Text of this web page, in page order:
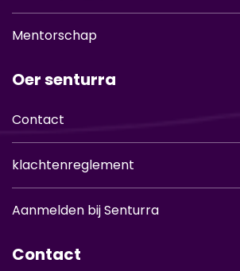
Mentorschap
Oer senturra
Contact
klachtenreglement
Aanmelden bij Senturra
Contact